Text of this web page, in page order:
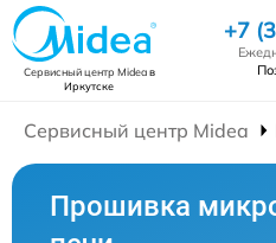
Сервисный центр Mideaв
Иркутске
+7
Сервисный центр Midea
Прошивка